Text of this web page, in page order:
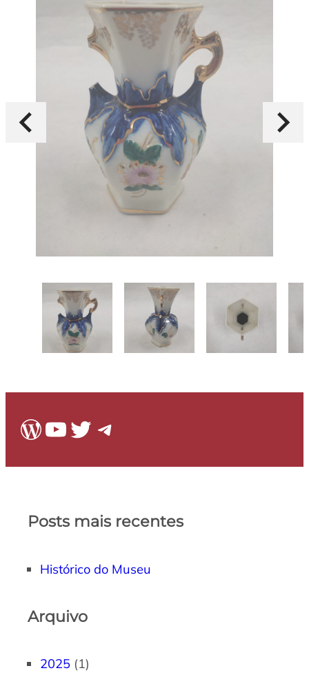
WordPress
Youtube
Twitter
Telegram
Posts mais recentes
Histórico do Museu
Arquivo
2025 (1)